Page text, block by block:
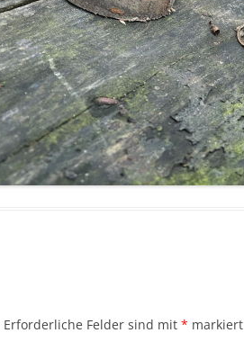
Erforderliche Felder sind mit * markiert